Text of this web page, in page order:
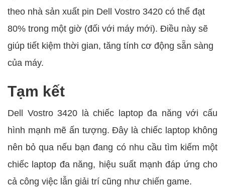
theo nhà sản xuất pin Dell Vostro 3420 có thể đạt
80% trong một giờ (đối với máy mới). Điều này sẽ
giúp tiết kiệm thời gian, tăng tính cơ động sẵn sàng
của máy.
Tạm kết
Dell Vostro 3420 là chiếc laptop đa năng với cấu
hình mạnh mẽ ấn tượng. Đây là chiếc laptop không
nên bỏ qua nếu bạn đang có nhu cầu tìm kiếm một
chiếc laptop đa năng, hiệu suất mạnh đáp ứng cho
cả công việc lẫn giải trí cũng như chiến game.